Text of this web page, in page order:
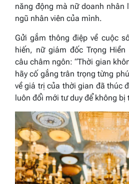
năng động mà nữ doanh nhân
ngũ nhân viên của mình.
Gửi gắm thông điệp về cuộc
hiến, nữ giám đốc Trọng
câu châm ngôn:“Thời gian
hãy cố gắng trân trọng từng
về giá trị của thời gian đã thúc
luôn đổi mới tư duy để không